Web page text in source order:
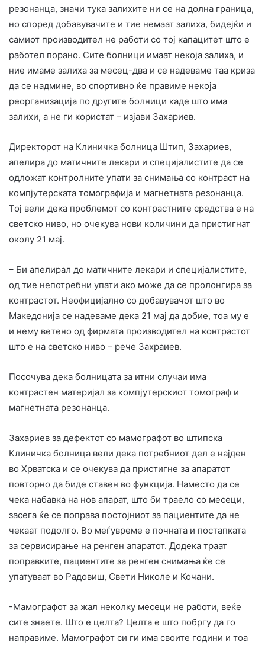
резонанца, значи тука залихите ни се на долна граница,
но според добавувачите и тие немаат залиха, бидејќи и
самиот производител не работи со тој капацитет што е
работел порано. Сите болници имаат некоја залиха, и
ние имаме залиха за месец-два и се надеваме таа криза
да се надмине, во спортивно ќе правиме некоја
реорганизација по другите болници каде што има
залихи, а не ги користат – изјави Захариев.
Директорот на Клиничка болница Штип, Захариев,
апелира до матичните лекари и специјалистите да се
одложат контролните упати за снимања со контраст на
компјутерската томографија и магнетната резонанца.
Тој вели дека проблемот со контрастните средства е на
светско ниво, но очекува нови количини да пристигнат
околу 21 мај.
– Би апелирал до матичните лекари и специјалистите,
од тие непотребни упати ако може да се пролонгира за
контрастот. Неофицијално со добавувачот што во
Македонија се надеваме дека 21 мај да добие, тоа му е
и нему ветено од фирмата производител на контрастот
што е на светско ниво – рече Захраиев.
Посочува дека болницата за итни случаи има
контрастен материјал за компјутерскиот томограф и
магнетната резонанца.
Захариев за дефектот со мамографот во штипска
Клиничка болница вели дека потребниот дел е најден
во Хрватска и се очекува да пристигне за апаратот
повторно да биде ставен во функција. Наместо да се
чека набавка на нов апарат, што би траело со месеци,
засега ќе се поправа постојниот за пациентите да не
чекаат подолго. Во меѓувреме е почната и постапката
за сервисирање на ренген апаратот. Додека траат
поправките, пациентите за ренген снимања ќе се
упатуваат во Радовиш, Свети Николе и Кочани.
-Мамографот за жал неколку месеци не работи, веќе
сите знаете. Што е целта? Целта е што побргу да го
направиме. Мамографот си ги има своите години и тоа